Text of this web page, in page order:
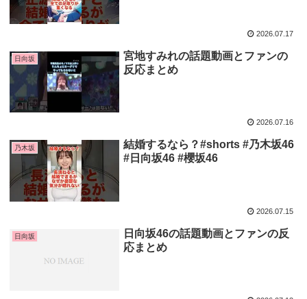
2026.07.17
日向坂
宮地すみれの話題動画とファンの
反応まとめ
2026.07.16
乃木坂
結婚するなら？#shorts #乃木坂46
#日向坂46 #櫻坂46
2026.07.15
日向坂
日向坂46の話題動画とファンの反
応まとめ